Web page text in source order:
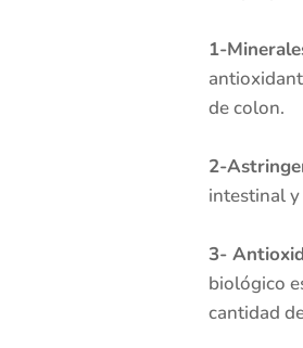
1-
de colon.
2-
intestinal y
3-
biológico
cantidad